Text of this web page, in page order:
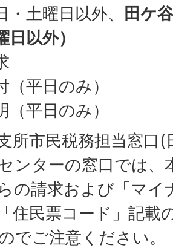
・土曜日以外、
田ケ
日以外）
（平日のみ）
（平日のみ）
所市民税務担当窓口
ンターの窓口では、
の請求および「マイ
住民票コード」記載
でご注意ください。